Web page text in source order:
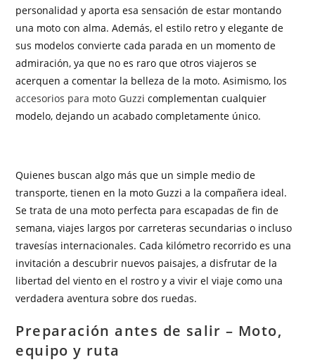
personalidad y aporta esa sensación de estar montando
una moto con alma. Además, el estilo retro y elegante de
sus modelos convierte cada parada en un momento de
admiración, ya que no es raro que otros viajeros se
acerquen a comentar la belleza de la moto. Asimismo, los
accesorios para moto Guzzi complementan cualquier
modelo, dejando un acabado completamente único.
Quienes buscan algo más que un simple medio de
transporte, tienen en la moto Guzzi a la compañera ideal.
Se trata de una moto perfecta para escapadas de fin de
semana, viajes largos por carreteras secundarias o incluso
travesías internacionales. Cada kilómetro recorrido es una
invitación a descubrir nuevos paisajes, a disfrutar de la
libertad del viento en el rostro y a vivir el viaje como una
verdadera aventura sobre dos ruedas.
Preparación antes de salir – Moto,
equipo y ruta